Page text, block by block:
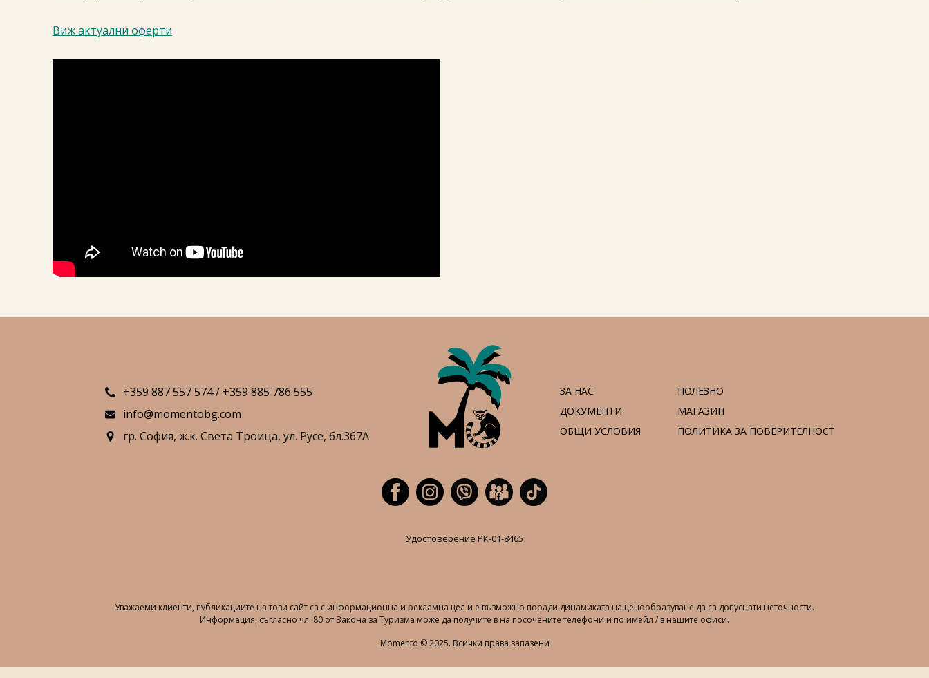
Виж актуални оферти
+359 887 557 574/ +359 885 786 555
info@momentobg.com
гр. София,ж.к. Света Троица, ул. Русе, бл.367А
ЗА НАС
ПОЛЕЗНО
ДОКУМЕНТИ
МАГАЗИН
ОБЩИ УСЛОВИЯ
ПОЛИТИКА ЗА ПОВЕРИТЕЛНОСТ
Удостоверение РК-01-8465
Уважаеми клиенти, публикациите на този сайт са с информационна и рекламна цел и е възможно поради динамиката на ценообразуване да са допуснати неточности.
Информация, съгласно чл. 80 от Закона за Туризма може да получите в на посочените телефони и по имейл / в нашите офиси.
Momento © 2025. Всички права запазени